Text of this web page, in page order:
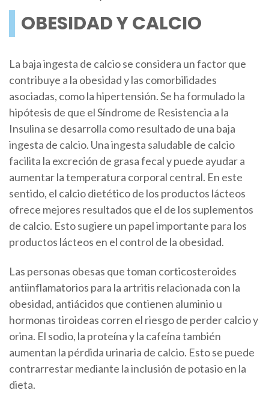
OBESIDAD Y CALCIO
La baja ingesta de calcio se considera un factor que
contribuye a la obesidad y las comorbilidades
asociadas, como la hipertensión. Se ha formulado la
hipótesis de que el Síndrome de Resistencia a la
Insulina se desarrolla como resultado de una baja
ingesta de calcio. Una ingesta saludable de calcio
facilita la excreción de grasa fecal y puede ayudar a
aumentar la temperatura corporal central. En este
sentido, el calcio dietético de los productos lácteos
ofrece mejores resultados que el de los suplementos
de calcio. Esto sugiere un papel importante para los
productos lácteos en el control de la obesidad.
Las personas obesas que toman corticosteroides
antiinflamatorios para la artritis relacionada con la
obesidad, antiácidos que contienen aluminio u
hormonas tiroideas corren el riesgo de perder calcio y
orina. El sodio, la proteína y la cafeína también
aumentan la pérdida urinaria de calcio. Esto se puede
contrarrestar mediante la inclusión de potasio en la
dieta.